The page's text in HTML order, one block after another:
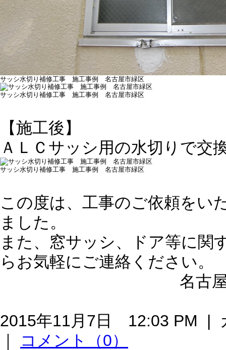
サッシ水切り補修工事 施工事例 名古屋市緑区
サッシ水切り補修工事 施工事例 名古屋市緑区
【施工後】
ＡＬＣサッシ用の水切りで交
サッシ水切り補修工事 施工事例 名古屋市緑区
この度は、工事のご依頼をい
ました。
また、窓サッシ、ドア等に関
らお気軽にご連絡ください。
名古
2015年11月7日 12:03 PM |
コメント（0）